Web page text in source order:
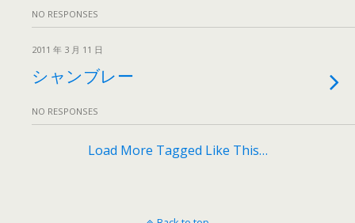
NO RESPONSES
2011 年 3 月 11 日
シャンブレー
NO RESPONSES
Load More Tagged Like This…